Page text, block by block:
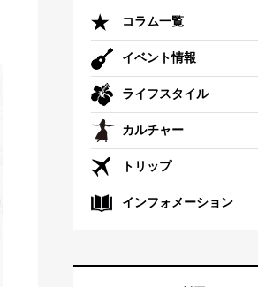
コラム一覧
イベント情報
ライフスタイル
カルチャー
トリップ
インフォメーション